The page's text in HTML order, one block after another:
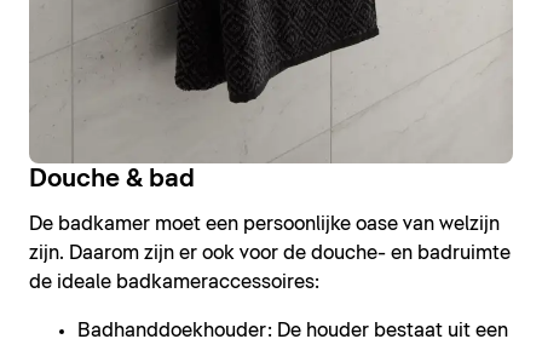
Douche & bad
De badkamer moet een persoonlijke oase van welzijn
zijn. Daarom zijn er ook voor de douche- en badruimte
de ideale badkameraccessoires:
Badhanddoekhouder: De houder bestaat uit een